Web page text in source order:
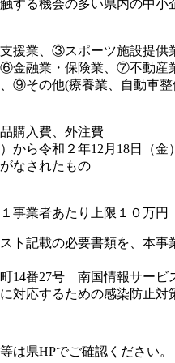
機会の多い県内の中小
、③スポーツ施設提供
業・保険業、⑦不動産業
の他(療養業、自動車整
入費、外注費
令和２年12月18日（金
されたもの
業者あたり上限１０万円
ト記載の必要書類を、本事
号 南国情報サービス
ための感染防止対策
は県HPでご確認ください。